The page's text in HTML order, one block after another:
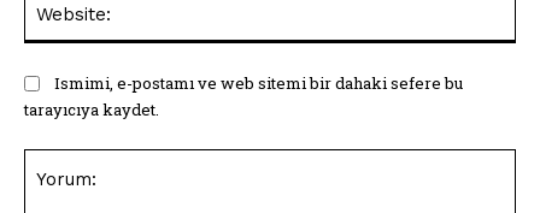
Ismimi, e-postamı ve web sitemi bir dahaki sefere bu
tarayıcıya kaydet.